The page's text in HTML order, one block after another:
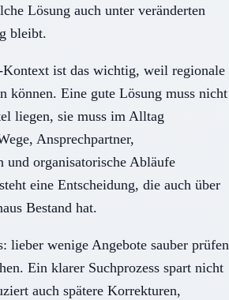
Lösung auch unter veränderten
bleibt.
ist das wichtig, weil regionale
können. Eine gute Lösung muss nicht
liegen, sie muss im Alltag
Ansprechpartner,
und organisatorische Abläufe
eine Entscheidung, die auch über
Bestand hat.
lieber wenige Angebote sauber prüfen
Ein klarer Suchprozess spart nicht
auch spätere Korrekturen,